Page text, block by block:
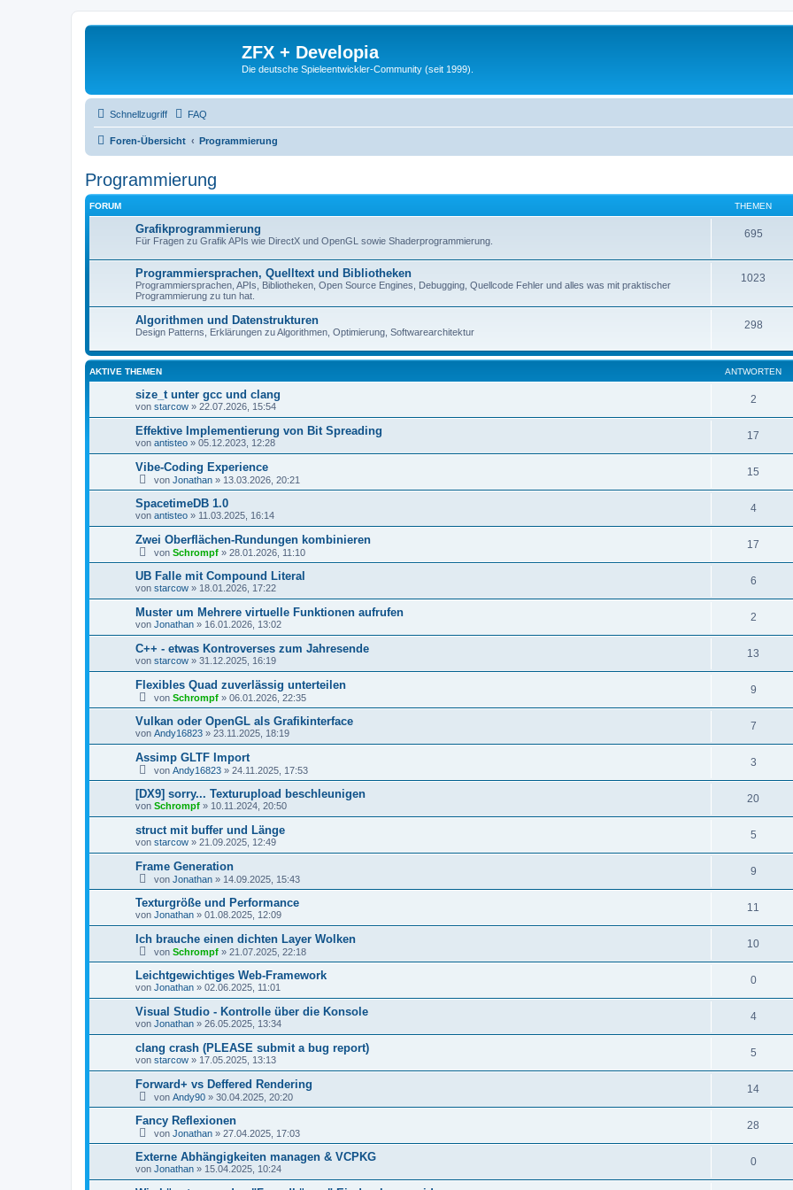
ZFX + Developia
Die deutsche Spieleentwickler-Community (seit 1999).
Schnellzugriff FAQ
Foren-Übersicht Programmierung
Programmierung
FORUM THEMEN
Grafikprogrammierung
Für Fragen zu Grafik APIs wie DirectX und OpenGL sowie Shaderprogrammierung.
695
Programmiersprachen, Quelltext und Bibliotheken
Programmiersprachen, APIs, Bibliotheken, Open Source Engines, Debugging, Quellcode Fehler und alles was mit praktischer
Programmierung zu tun hat.
1023
Algorithmen und Datenstrukturen
Design Patterns, Erklärungen zu Algorithmen, Optimierung, Softwarearchitektur
298
AKTIVE THEMEN ANTWORTEN
size_t unter gcc und clang
von starcow » 22.07.2026, 15:54
2
Effektive Implementierung von Bit Spreading
von antisteo » 05.12.2023, 12:28
17
Vibe-Coding Experience
von Jonathan » 13.03.2026, 20:21
15
SpacetimeDB 1.0
von antisteo » 11.03.2025, 16:14
4
Zwei Oberflächen-Rundungen kombinieren
von Schrompf » 28.01.2026, 11:10
17
UB Falle mit Compound Literal
von starcow » 18.01.2026, 17:22
6
Muster um Mehrere virtuelle Funktionen aufrufen
von Jonathan » 16.01.2026, 13:02
2
C++ - etwas Kontroverses zum Jahresende
von starcow » 31.12.2025, 16:19
13
Flexibles Quad zuverlässig unterteilen
von Schrompf » 06.01.2026, 22:35
9
Vulkan oder OpenGL als Grafikinterface
von Andy16823 » 23.11.2025, 18:19
7
Assimp GLTF Import
von Andy16823 » 24.11.2025, 17:53
3
[DX9] sorry... Texturupload beschleunigen
von Schrompf » 10.11.2024, 20:50
20
struct mit buffer und Länge
von starcow » 21.09.2025, 12:49
5
Frame Generation
von Jonathan » 14.09.2025, 15:43
9
Texturgröße und Performance
von Jonathan » 01.08.2025, 12:09
11
Ich brauche einen dichten Layer Wolken
von Schrompf » 21.07.2025, 22:18
10
Leichtgewichtiges Web-Framework
von Jonathan » 02.06.2025, 11:01
0
Visual Studio - Kontrolle über die Konsole
von Jonathan » 26.05.2025, 13:34
4
clang crash (PLEASE submit a bug report)
von starcow » 17.05.2025, 13:13
5
Forward+ vs Deffered Rendering
von Andy90 » 30.04.2025, 20:20
14
Fancy Reflexionen
von Jonathan » 27.04.2025, 17:03
28
Externe Abhängigkeiten managen & VCPKG
von Jonathan » 15.04.2025, 10:24
0